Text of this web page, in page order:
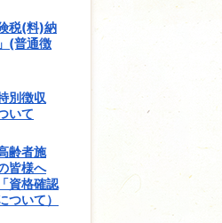
税(料)納
(普通徴
別徴収
いて
齢者施
皆様へ
資格確認
ついて）